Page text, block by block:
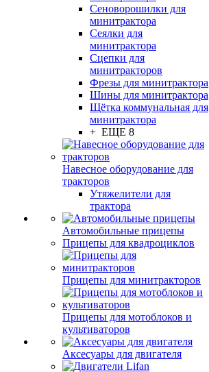
Сеноворошилки для
минитрактора
Сеялки для
минитрактора
Сцепки для
минитракторов
Фрезы для минитрактора
Шины для минитрактора
Щётка коммунальная для
минитрактора
+ ЕЩЕ 8
Навесное оборудование для
тракторов
Утяжелители для
трактора
Автомобильные прицепы
Прицепы для квадроциклов
Прицепы для минитракторов
Прицепы для мотоблоков и
культиваторов
Аксесуары для двигателя